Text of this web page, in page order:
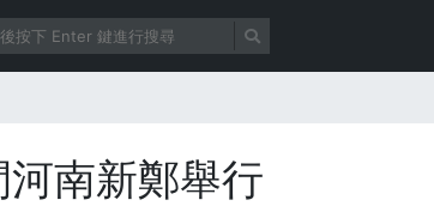
河南新鄭舉行